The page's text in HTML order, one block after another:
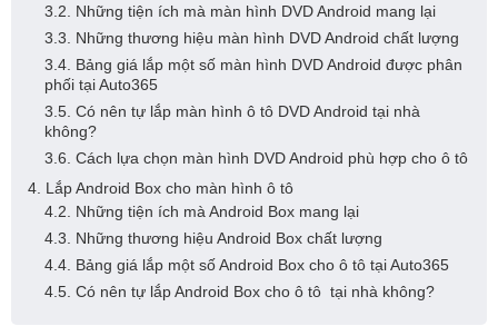
3.2. Những tiện ích mà màn hình DVD Android mang lại
3.3. Những thương hiệu màn hình DVD Android chất lượng
3.4. Bảng giá lắp một số màn hình DVD Android được phân
phối tại Auto365
3.5. Có nên tự lắp màn hình ô tô DVD Android tại nhà
không?
3.6. Cách lựa chọn màn hình DVD Android phù hợp cho ô tô
4. Lắp Android Box cho màn hình ô tô
4.2. Những tiện ích mà Android Box mang lại
4.3. Những thương hiệu Android Box chất lượng
4.4. Bảng giá lắp một số Android Box cho ô tô tại Auto365
4.5. Có nên tự lắp Android Box cho ô tô tại nhà không?